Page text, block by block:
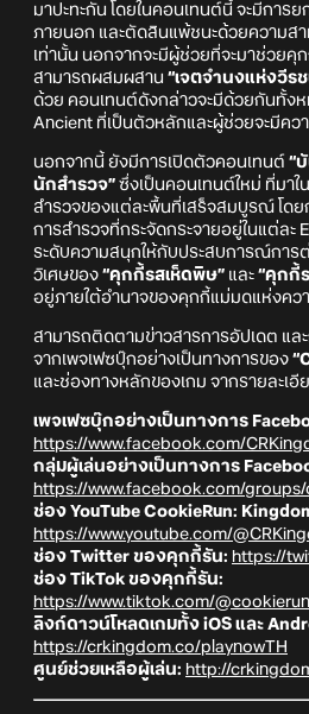
มาปะทะกัน โดยในคอนเทนต์นี้ จะมีการย
ภายนอก และตัดสินแพ้ชนะด้วยความส
เท่านั้น นอกจากจะมีผู้ช่วยที่จะมาช่วยคุ
สามารถผสมผสาน “เจตจำนงแห่งวีร
ด้วย คอนเทนต์ดังกล่าวจะมีด้วยกันทั้ง
Ancient ที่เป็นตัวหลักและผู้ช่วยจะมีคว
นอกจากนี้ ยังมีการเปิดตัวคอนเทนต์ “
นักสำรวจ” ซึ่งเป็นคอนเทนต์ใหม่ ที่มา
สำรวจของแต่ละพื้นที่เสร็จสมบูรณ์ โดย
การสำรวจที่กระจัดกระจายอยู่ในแต่ละ
ระดับความสนุกให้กับประสบการณ์การ
วิเศษของ “คุกกี้รสเห็ดพิษ” และ “คุกกี้
อยู่ภายใต้อำนาจของคุกกี้แม่มดแห่งคว
สามารถติดตามข่าวสารการอัปเดต แล
จากเพจเฟซบุ๊กอย่างเป็นทางการของ
และช่องทางหลักของเกม จากรายละเ
เพจเฟซบุ๊กอย่างเป็นทางการ
https://www.facebook.com/
กลุ่มผู้เล่นอย่างเป็นทางการ
https://www.facebook.com/
ช่อง YouTube CookieRun:
https://www.youtube.com/
ช่อง Twitter ของคุกกี้รัน: https://
ช่อง TikTok ของคุกกี้รัน:
https://www.tiktok.com/
ลิงก์ดาวน์โหลดเกมทั้ง iOS และ
https://crkingdom.co/playnowTH
ศูนย์ช่วยเหลือผู้เล่น: http://